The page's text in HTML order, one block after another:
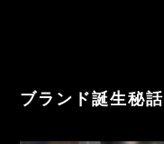
ブランド誕生秘話